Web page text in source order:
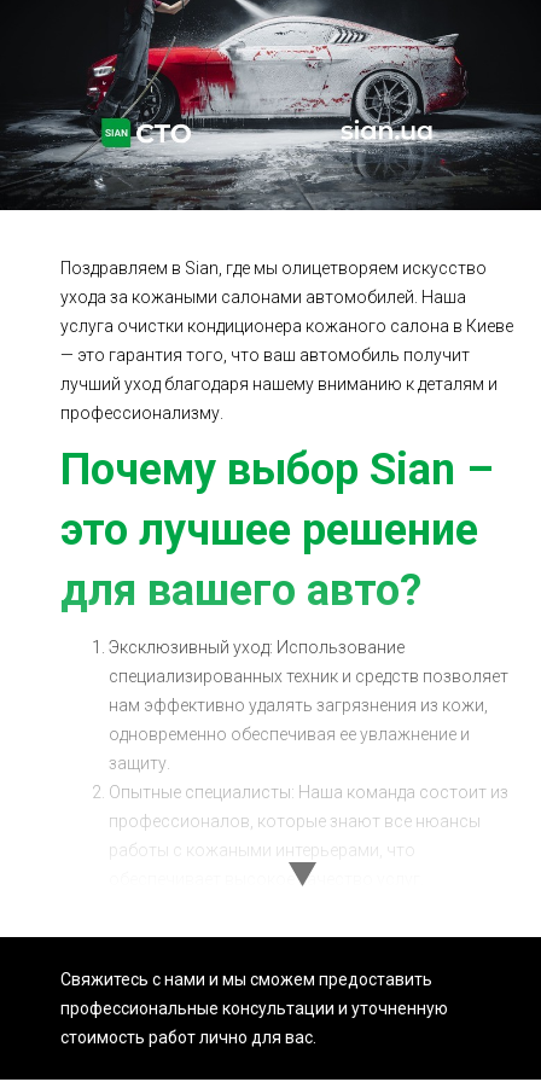
Ходовая часть Сцепление
Шиномонтаж
Запчасти Двигатель
Тормозная система Замена Ремней
Свяжитесь с нами и мы сможем предоставить
профессиональные консультации и уточненную
стоимость работ лично для вас.
Поздравляем в Sian, где мы олицетворяем искусство
ухода за кожаными салонами автомобилей. Наша
услуга очистки кондиционера кожаного салона в Киеве
— это гарантия того, что ваш автомобиль получит
лучший уход благодаря нашему вниманию к деталям и
профессионализму.
Почему выбор Sian –
это лучшее решение
для вашего авто?
Эксклюзивный уход: Использование
специализированных техник и средств позволяет
нам эффективно удалять загрязнения из кожи,
одновременно обеспечивая ее увлажнение и
защиту.
Опытные специалисты: Наша команда состоит из
профессионалов, которые знают все нюансы
работы с кожаными интерьерами, что
обеспечивает высокое качество услуг.
кондиционера кожаного салона цена в Sian
каждого водителя, обеспечивая отличное
соотношение цены и качества.